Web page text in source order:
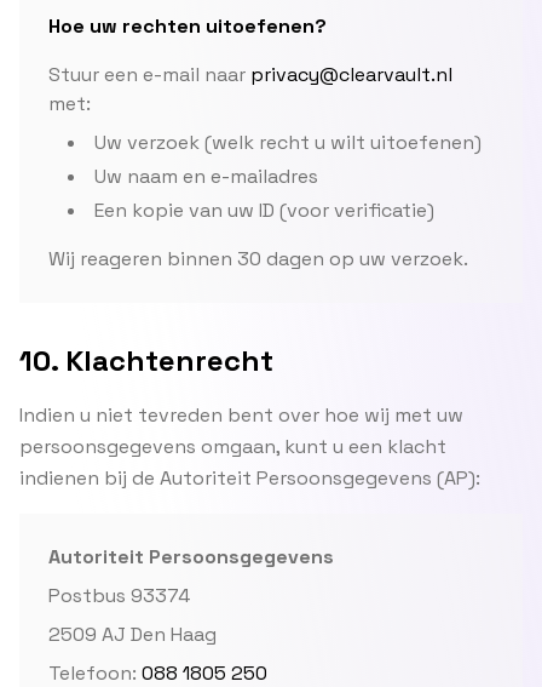
Hoe uw rechten uitoefenen?
Stuur een e-mail naar privacy@clearvault.nl
met:
Uw verzoek (welk recht u wilt uitoefenen)
Uw naam en e-mailadres
Een kopie van uw ID (voor verificatie)
Wij reageren binnen 30 dagen op uw verzoek.
10. Klachtenrecht
Indien u niet tevreden bent over hoe wij met uw
persoonsgegevens omgaan, kunt u een klacht
indienen bij de Autoriteit Persoonsgegevens (AP):
Autoriteit Persoonsgegevens
Postbus 93374
2509 AJ Den Haag
Telefoon: 088 1805 250